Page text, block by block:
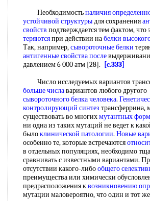
Необходимостьналичия
устойчивой структурыдля сохранения
свойств подтверждается тем фактом, что
теряютсяпри действии набелки
Так, например,сывороточные белки
антигенные свойства после
давлением 6 000 атм [28].
[c.333]
Число исследуемых вариантов
больше числавариантов любого другого
сывороточного белка человека.
контролирующий синтез трансферрина,
существовать во многихмутантных
ни одна из таких мутаций не ведет к
былоклинической патологии. Новые
особенно те, которые встречаются
в отдельных популяциях, необходимо
сравнивать с известными вариантами.
отсутствии какого-либообщего
преимущества или химически
предрасположения квозникновению
мутации маловероятно, что один и тот же